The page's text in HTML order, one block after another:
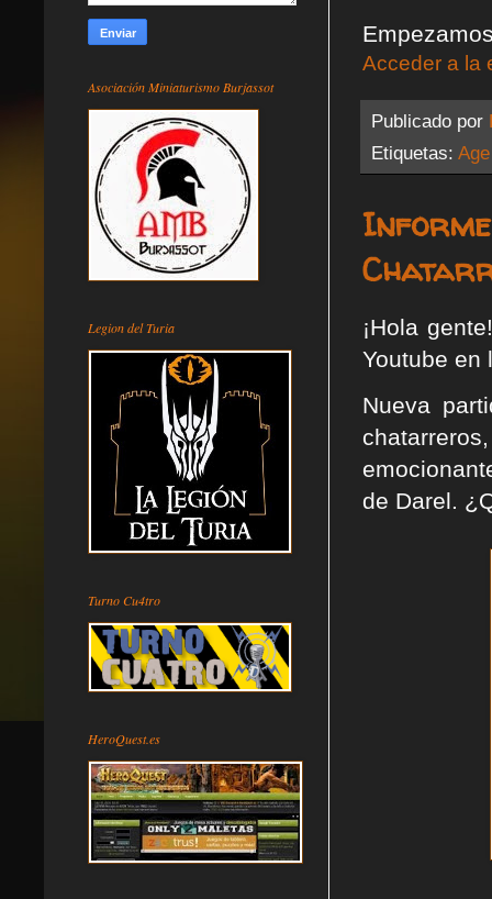
Acceder a la
Publicado por
Etiquetas:
Informe
¡Hola
Youtube en
Nueva
de Darel.
Asociación Miniaturismo Burjassot
Legion del Turia
Turno Cu4tro
HeroQuest.es